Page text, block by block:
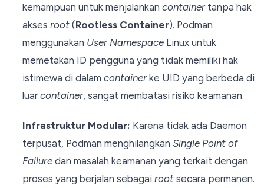
kemampuan untuk menjalankan containertanpa hak
akses root(Rootless Container). Podman
menggunakan User NamespaceLinux untuk
memetakan ID pengguna yang tidak memiliki hak
istimewa di dalam containerke UID yang berbeda di
luar container, sangat membatasi risiko keamanan.
Infrastruktur Modular: Karena tidak ada Daemon
terpusat, Podman menghilangkan Single Point of
Failuredan masalah keamanan yang terkait dengan
proses yang berjalan sebagai rootsecara permanen.